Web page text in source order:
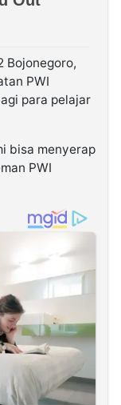
Bojonegoro,
PWI
para pelajar
bisa menyerap
PWI